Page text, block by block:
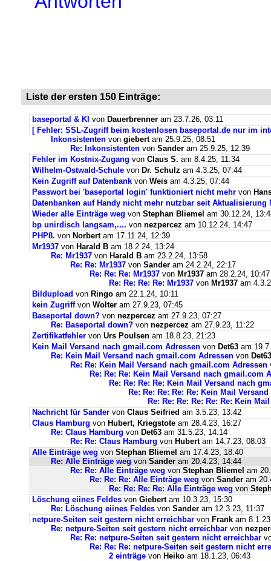
Liste der ersten 150 Einträge:
baseportal & KI von Dauerbrenner am 23.7.26, 03:11
[ Fehler: SSL-Zugriff beim kostenlosen baseportal.de nur im
Inkonsistenten von giebertam 25.9.25, 08:51
Re: Inkonsistenten von Sander am 25.9.25, 12:39
Fehler im Kostnix-Zugang von Claus S. am 8.4.25, 11:34
Wilhelm-Ostwald-Schule von Dr. Schulz am 4.3.25, 07:44
Kein Zugriff auf Datenbank von Weis am 4.3.25, 07:44
Passwort bei 'baseportal login' funktioniert nicht mehr von
Datenbanken auf Handy nicht mehr nutzbar seit Aktualisierung
Wieder alle Einträge weg von Stephan Bliemel am 30.12.24,
bp unirdisch langsam,.... von nezpercez am 10.12.24, 14:47
PHP8. von Norbertam 17.11.24, 12:39
Mr1937 von Harald B am 18.2.24, 13:24
Re: Mr1937 von Harald B am 23.2.24, 13:58
Re: Re: Mr1937 von Sander am 24.2.24, 22:17
Re: Re: Re: Mr1937 von Mr1937 am 28.2.24, 10:47
Re: Re: Re: Re: Mr1937 von Mr1937 am
Bildupload von Ringo am 22.1.24, 10:11
kein Zugriffvon Wolter am 27.9.23, 07:45
Baseportal down? von nezpercez am 27.9.23, 07:27
Re: Baseportal down? von nezpercez am 27.9.23, 11:22
Zertifikatfehler von Urs Poulsen am 18.8.23, 21:23
Kein Mail Versand nach gmail.com Adressen von Det63 am
Re: Kein Mail Versand nach gmail.com Adressen von Det63
Re: Re: Kein Mail Versand nach gmail.com Adressen
Re: Re: Re: Kein Mail Versand nach gmail.com
Re: Re: Re: Re: Kein Mail Versand nach
Re: Re: Re: Re: Re: Kein Mail
Re: Re: Re: Re: Re: Re: Kein
Nachricht für Sander von Claus Seifried am 3.5.23, 13:42
Claus Hamburg von Hubert, Kriegstote am 28.4.23, 16:27
Re: Claus Hamburg von Det63 am 31.5.23, 14:14
Re: Re: Claus Hamburg von Hubertam 14.7.23, 08:03
Alle Einträge weg von Stephan Bliemel am 17.4.23, 18:40
Re: Alle Einträge weg von Sander am 20.4.23, 14:44
Re: Re: Alle Einträge weg von Stephan Bliemel am
Re: Re: Re: Alle Einträge weg von Sander am
Re: Re: Re: Re: Alle Einträge weg von
Löschung eiines Feldes von Giebertam 10.3.23, 15:30
Re: Löschung eiines Feldes von Sander am 12.3.23, 11:37
netpure-Seiten seit gestern nicht erreichbar von Frank am
Re: netpure-Seiten seit gestern nicht erreichbar von
Re: Re: netpure-Seiten seit gestern nicht erreichbar
Re: Re: Re: netpure-Seiten seit gestern nicht
2 einträge von Heiko am 18.1.23, 06:43